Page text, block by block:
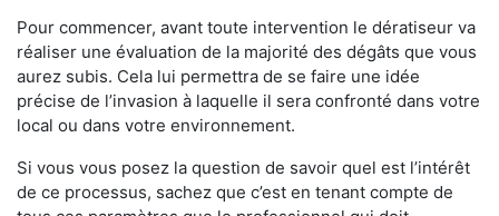
Pour commencer, avant toute intervention le dératiseur va
réaliser une évaluation de la majorité des dégâts que vous
aurez subis. Cela lui permettra de se faire une idée
précise de l’invasion à laquelle il sera confronté dans votre
local ou dans votre environnement.
Si vous vous posez la question de savoir quel est l’intérêt
de ce processus, sachez que c’est en tenant compte de